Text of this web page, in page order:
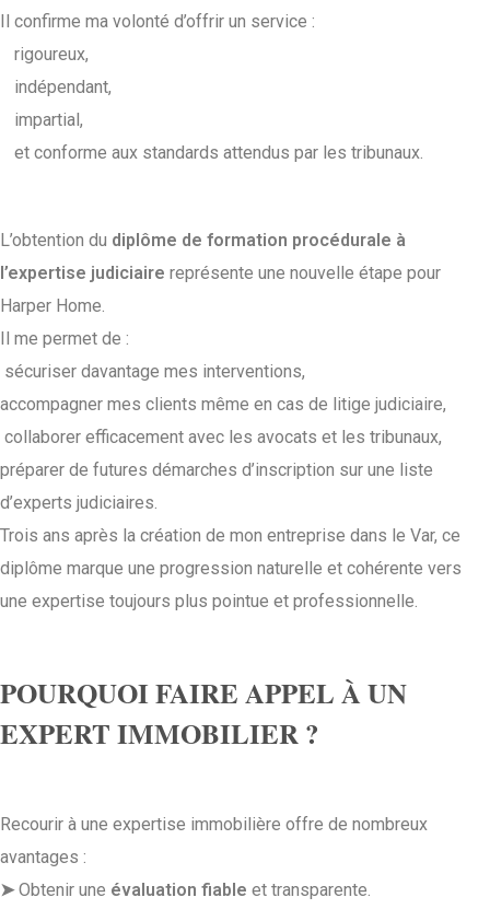
Il confirme ma volonté d’offrir un service :
rigoureux,
indépendant,
impartial,
et conforme aux standards attendus par les tribunaux.
L’obtention du diplôme de formation procédurale à
l’expertise judiciaire représente une nouvelle étape pour
Harper Home.
Il me permet de :
sécuriser davantage mes interventions,
accompagner mes clients même en cas de litige judiciaire,
collaborer efficacement avec les avocats et les tribunaux,
préparer de futures démarches d’inscription sur une liste
d’experts judiciaires.
Trois ans après la création de mon entreprise dans le Var, ce
diplôme marque une progression naturelle et cohérente vers
une expertise toujours plus pointue et professionnelle.
POURQUOI FAIRE APPEL À UN
EXPERT IMMOBILIER ?
Recourir à une expertise immobilière offre de nombreux
avantages :
➤Obtenir une évaluation fiable et transparente.